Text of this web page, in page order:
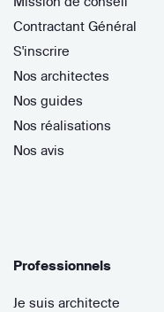
Contractant Général
S'inscrire
Nos architectes
Nos guides
Nos réalisations
Nos avis
Professionnels
Je suis architecte